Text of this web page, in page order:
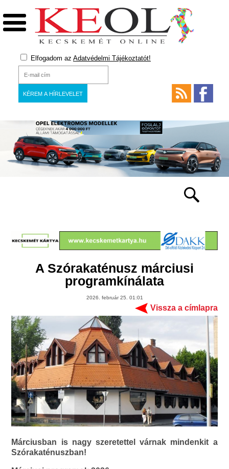
Elfogadom az Adatvédelmi Tájékoztatót!
A Szórakaténusz márciusi
programkínálata
2026. február 25. 01:01
Vissza a címlapra
Márciusban is nagy szeretettel várnak mindenkit a
Szórakaténuszban!